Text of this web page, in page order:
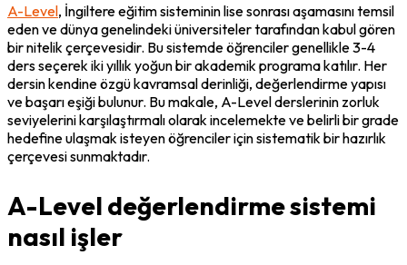
A-Level, İngiltere eğitim sisteminin lise sonrası aşamasını temsil
eden ve dünya genelindeki üniversiteler tarafından kabul gören
bir nitelik çerçevesidir. Bu sistemde öğrenciler genellikle 3-4
ders seçerek iki yıllık yoğun bir akademik programa katılır. Her
dersin kendine özgü kavramsal derinliği, değerlendirme yapısı
ve başarı eşiği bulunur. Bu makale, A-Level derslerinin zorluk
seviyelerini karşılaştırmalı olarak incelemekte ve belirli bir grade
hedefine ulaşmak isteyen öğrenciler için sistematik bir hazırlık
çerçevesi sunmaktadır.
A-Level değerlendirme sistemi
nasıl işler